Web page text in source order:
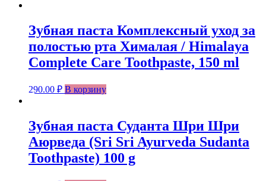
Зубная паста Комплексный уход за
полостью рта Хималая / Himalaya
Complete Care Toothpaste, 150 ml
290.00 ₽ В корзину
Зубная паста Суданта Шри Шри
Аюрведа (Sri Sri Ayurveda Sudanta
Toothpaste) 100 g